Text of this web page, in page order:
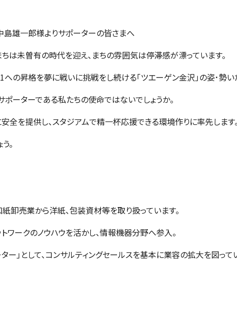
雄一郎様よりサポーターの皆さまへ
は未曽有の時代を迎え、まちの雰囲気は停滞感が漂っています。
への昇格を夢に戦いに挑戦をし続ける「ツエーゲン金沢」の姿･勢い
ポーターである私たちの使命ではないでしょうか。
全を提供し、スタジアムで精一杯応援できる環境作りに率先します。
。
卸売業から洋紙、包装資材等を取り扱っています。
ワークのノウハウを活かし、情報機器分野へ参入。
ー」として、コンサルティングセールスを基本に業容の拡大を図って